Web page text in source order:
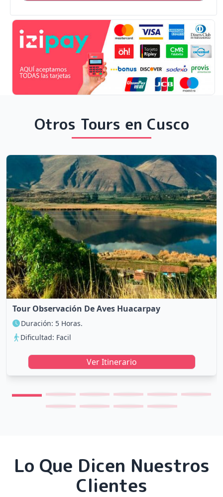
Otros Tours en Cusco
Tour Observación De Aves Huacarpay
Duración: 5 Horas.
Dificultad: Facil
Ver Itinerario
Lo Que Dicen Nuestros
Clientes